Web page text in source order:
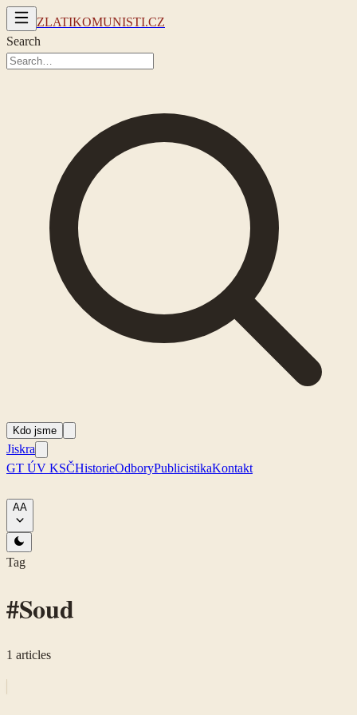
ZLATIKOMUNISTI.CZ
Search
Kdo jsme
Jiskra
GT ÚV KSČHistorieOdboryPublicistikaKontakt
AA
Tag
#Soud
1 articles